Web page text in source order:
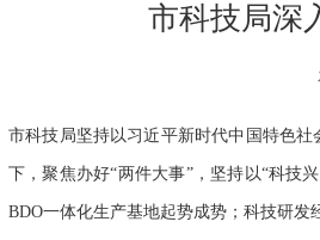
市科技局深
市科技局坚持以习近平新时代中国特色
下，聚焦办好“两件大事”，坚持以“科技
BDO一体化生产基地起势成势 ； 科技研发